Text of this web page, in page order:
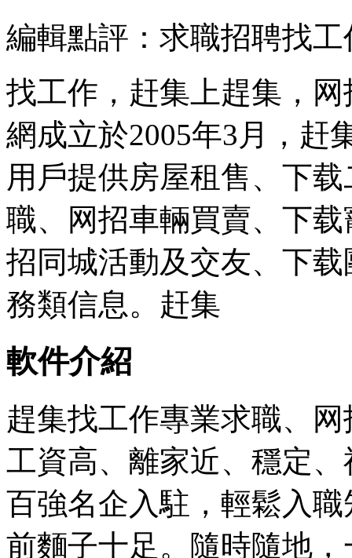
編輯點評：求職招聘找工
找工作，赶集上趕集，
網成立於2005年3月，赶
用戶提供房屋租售、下
職、网招車輛買賣、下
招同城活動及交友、下载
務類信息。赶集
軟件介紹
趕集找工作專業求職、
工資高、離家近、穩定
百強名企入駐，輕鬆入
前麵子十足。隨時隨地